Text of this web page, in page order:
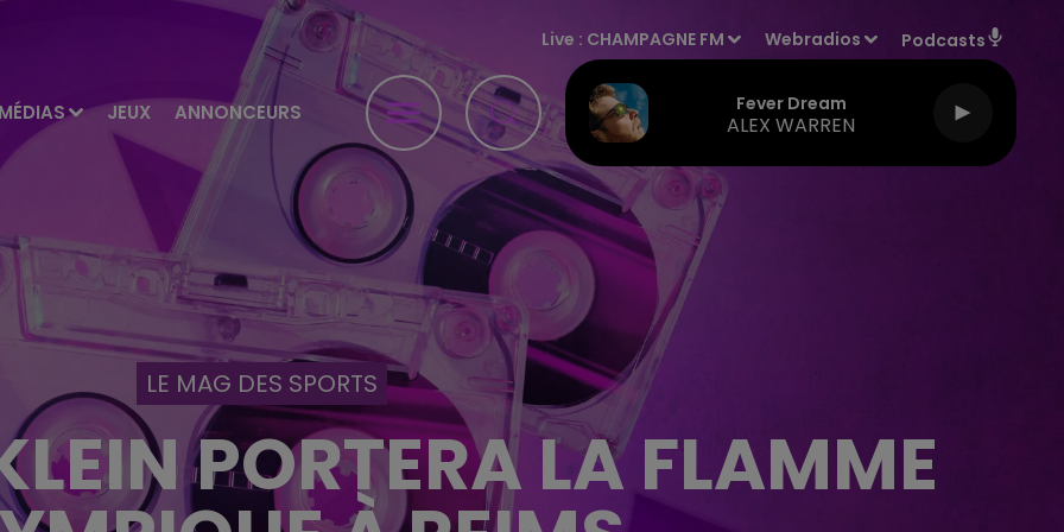
JEUX ANNONCEURS
Live : CHAMPAGNE FM Webradios Podcasts
Fever Dream
ALEX WARREN
LE MAG DES SPORTS
PORTERA LA FLAMME